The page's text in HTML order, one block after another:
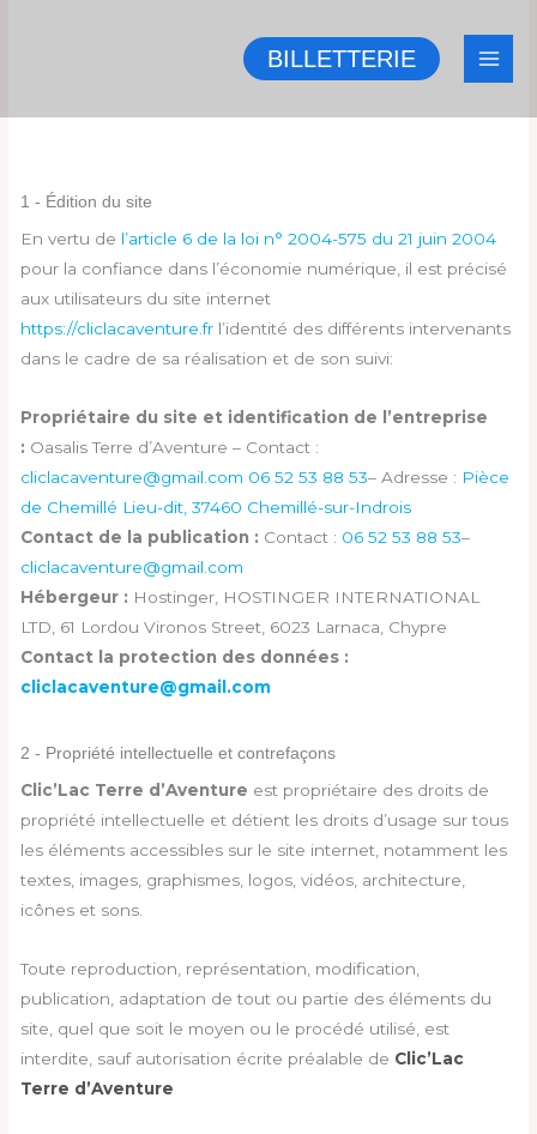
BILLETTERIE
1 - Édition du site​
En vertu de l’article 6 de la loi n° 2004-575 du 21 juin 2004
pour la confiance dans l’économie numérique, il est précisé
aux utilisateurs du site internet
https://cliclacaventure.fr l’identité des différents intervenants
dans le cadre de sa réalisation et de son suivi:
Propriétaire du site et identification de l’entreprise
: Oasalis Terre d’Aventure – Contact :
cliclacaventure@gmail.com 06 52 53 88 53– Adresse : Pièce
de Chemillé Lieu-dit, 37460 Chemillé-sur-Indrois
Contact de la publication : Contact : 06 52 53 88 53–
cliclacaventure@gmail.com
Hébergeur : Hostinger, HOSTINGER INTERNATIONAL
LTD, 61 Lordou Vironos Street, 6023 Larnaca, Chypre
Contact la protection des données :
cliclacaventure@gmail.com
2 - Propriété intellectuelle et contrefaçons
Clic’Lac Terre d’Aventure est propriétaire des droits de
propriété intellectuelle et détient les droits d’usage sur tous
les éléments accessibles sur le site internet, notamment les
textes, images, graphismes, logos, vidéos, architecture,
icônes et sons.
Toute reproduction, représentation, modification,
publication, adaptation de tout ou partie des éléments du
site, quel que soit le moyen ou le procédé utilisé, est
interdite, sauf autorisation écrite préalable de Clic’Lac
Terre d’Aventure